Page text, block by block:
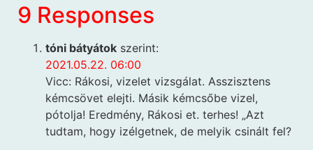
9 Responses
tóni bátyátok szerint:
2021.05.22. 06:00
Vicc: Rákosi, vizelet vizsgálat. Asszisztens
kémcsövet elejti. Másik kémcsőbe vizel,
pótolja! Eredmény, Rákosi et. terhes! „Azt
tudtam, hogy izélgetnek, de melyik csinált fel?